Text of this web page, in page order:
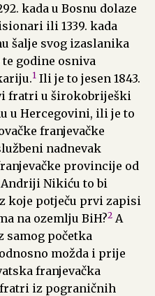
kada u Bosnu dolaze
ili 1339. kada
šalje svog izaslanika
godine osniva
1 Ili je to jesen 1843.
fratri u širokobriješki
u Hercegovini, ili je to
franjevačke
nadnevak
provincije od
Andriji Nikiću to bi
koje potječu prvi zapisi
na ozemlju BiH?2 A
samog početka
odnosno možda i prije
franjevačka
iz pograničnih